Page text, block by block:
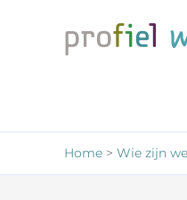
Home Wie zijn we